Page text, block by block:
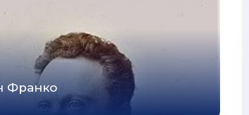
Франко